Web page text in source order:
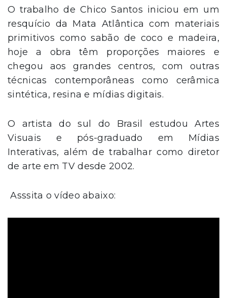
O trabalho de Chico Santos iniciou em um
resquício da Mata Atlântica com materiais
primitivos como sabão de coco e madeira,
hoje a obra têm proporções maiores e
chegou aos grandes centros, com outras
técnicas contemporâneas como cerâmica
sintética, resina e mídias digitais.
O artista do sul do Brasil estudou Artes
Visuais e pós-graduado em Mídias
Interativas, além de trabalhar como diretor
de arte em TV desde 2002.
Asssita o vídeo abaixo: